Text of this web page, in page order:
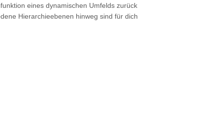
eines dynamischen Umfelds zurück
Hierarchieebenen hinweg sind für dich